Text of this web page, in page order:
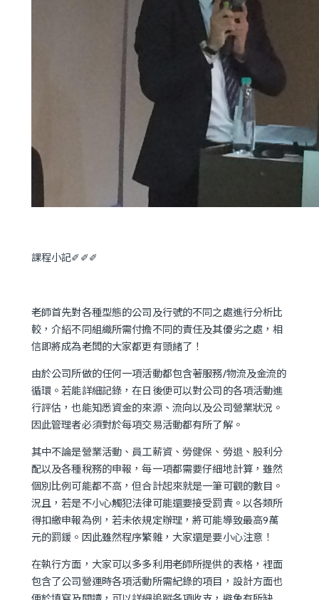
課程小記✐✐✐
老師首先對各種型態的公司及行號的不同之處進行分析比
較，介紹不同組織所需付擔不同的責任及其優劣之處，相
信即將成為老闆的大家都更有頭緒了！
由於公司所做的任何一項活動都包含著服務/物流及金流的
循環。若能詳細記錄，在日後便可以對公司的各項活動進
行評估，也能知悉資金的來源、流向以及公司營業狀況。
因此管理者必須對於每項交易活動都有所了解。
其中不論是營業活動、員工薪資、勞健保、勞退、股利分
配以及各種稅務的申報，每一項都需要仔細地計算，雖然
個別比例可能都不高，但合計起來就是一筆可觀的數目。
況且，若是不小心觸犯法律可能還要接受罰責。以各類所
得扣繳申報為例，若未依規定辦理，將可能導致最高9萬
元的罰鍰。因此雖然程序繁雜，大家還是要小心注意！
在執行方面，大家可以多多利用老師所提供的表格，裡面
包含了公司營運時各項活動所需紀錄的項目，設計方面也